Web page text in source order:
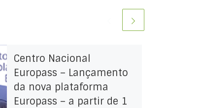
Centro Nacional
Europass – Lançamento
da nova plataforma
Europass – a partir de 1